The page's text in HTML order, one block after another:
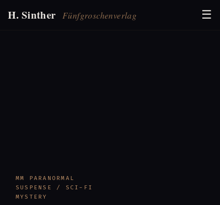
H. Sinther Fünfgroschenverlag ☰
MM PARANORMAL
SUSPENSE / SCI-FI
MYSTERY